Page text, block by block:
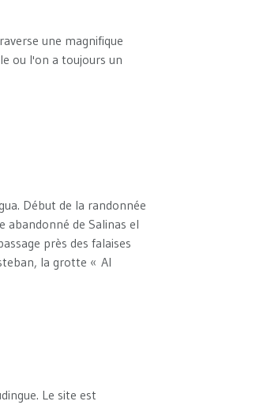
une magnifique
ou l'on a toujours un
Début de la randonnée
abandonné de Salinas el
près des falaises
la grotte « Al
Le site est